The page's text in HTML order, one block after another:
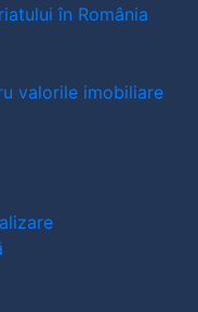
în România
valorile imobiliare